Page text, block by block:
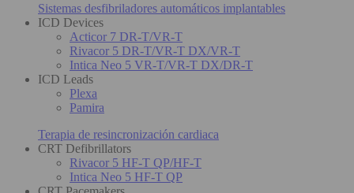
Sistemas desfibriladores automáticos implantables
ICD Devices
Acticor 7 DR-T/VR-T
Rivacor 5 DR-T/VR-T DX/VR-T
Intica Neo 5 VR-T/VR-T DX/DR-T
ICD Leads
Plexa
Pamira
Terapia de resincronización cardiaca
CRT Defibrillators
Rivacor 5 HF-T QP/HF-T
Intica Neo 5 HF-T QP